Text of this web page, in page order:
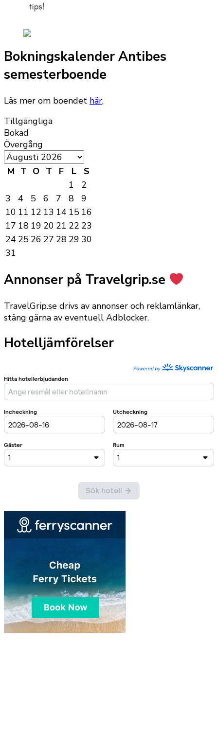
Bokningskalender Antibes
semesterboende
Läs mer om boendet här.
Tillgängliga
Bokad
Övergång
M T O T F L
S
1
2
3
4 5 6 7 8
9
10 11 12 13 14 15 16
17 18 19 20 21 22 23
24 25 26 27 28 29 30
31
Annonser på Travelgrip.se
TravelGrip.se drivs av annonser och reklamlänkar,
stäng gärna av eventuell Adblocker.
Hotelljämförelser